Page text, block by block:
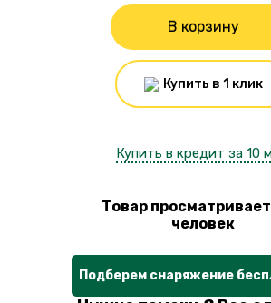
В корзину
Купить в 1 клик
Купить в кредит за 10
Товар просматривает
человек
Подберем снаряжение